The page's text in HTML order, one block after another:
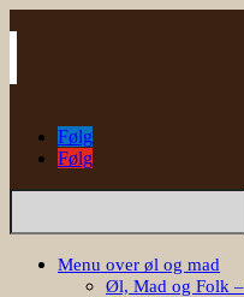
Følg
Følg
Søg
Menu over øl og mad
Øl, Mad og Folk